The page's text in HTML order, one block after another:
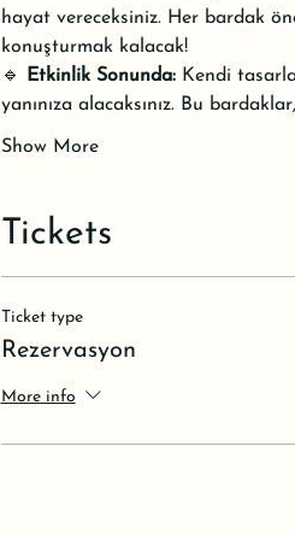
hayat vereceksiniz. Her bardak
konuşturmak kalacak!
🔹
Etkinlik Sonunda: Kendi
yanınıza alacaksınız. Bu
Show More
Tickets
Ticket type
Rezervasyon
More info